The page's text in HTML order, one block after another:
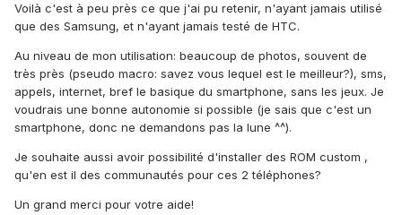
Voilà c'est à peu près ce que j'ai pu retenir, n'ayant jamais utilisé
que des Samsung, et n'ayant jamais testé de HTC.
Au niveau de mon utilisation: beaucoup de photos, souvent de
très près (pseudo macro: savez vous lequel est le meilleur?), sms,
appels, internet, bref le basique du smartphone, sans les jeux. Je
voudrais une bonne autonomie si possible (je sais que c'est un
smartphone, donc ne demandons pas la lune ^^).
Je souhaite aussi avoir possibilité d'installer des ROM custom ,
qu'en est il des communautés pour ces 2 téléphones?
Un grand merci pour votre aide!